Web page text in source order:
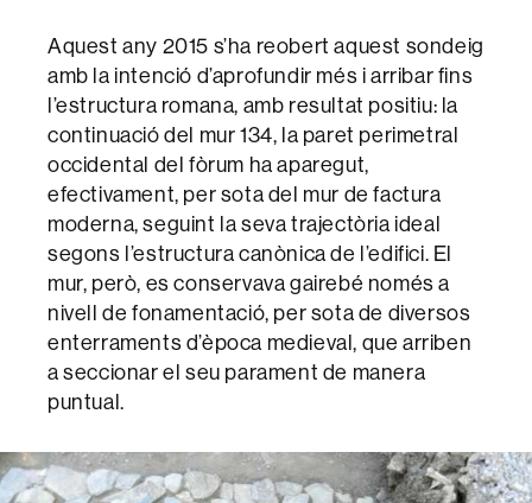
Aquest any 2015 s’ha reobert aquest sondeig
amb la intenció d’aprofundir més i arribar fins
l’estructura romana, amb resultat positiu: la
continuació del mur 134, la paret perimetral
occidental del fòrum ha aparegut,
efectivament, per sota del mur de factura
moderna, seguint la seva trajectòria ideal
segons l’estructura canònica de l’edifici. El
mur, però, es conservava gairebé només a
nivell de fonamentació, per sota de diversos
enterraments d’època medieval, que arriben
a seccionar el seu parament de manera
puntual.